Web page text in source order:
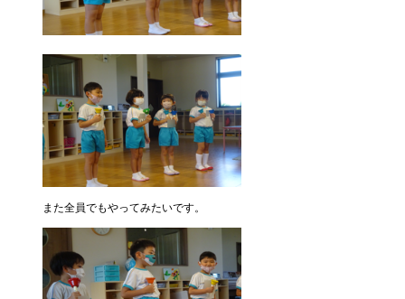
また全員でもやってみたいです。